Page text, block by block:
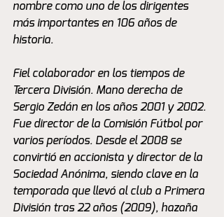
nombre como uno de los dirigentes
más importantes en 106 años de
historia.
Fiel colaborador en los tiempos de
Tercera División. Mano derecha de
Sergio Zedán en los años 2001 y 2002.
Fue director de la Comisión Fútbol por
varios períodos. Desde el 2008 se
convirtió en accionista y director de la
Sociedad Anónima, siendo clave en la
temporada que llevó al club a Primera
División tras 22 años (2009), hazaña